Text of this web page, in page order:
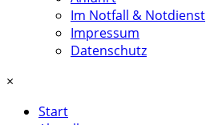
Im Notfall & Notdienst
Impressum
Datenschutz
×
Start